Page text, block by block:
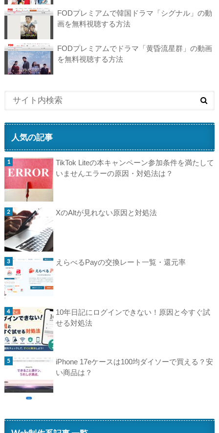
FODプレミアムで韓国ドラマ「シグナル」の動
画を無料視聴する方法
FODプレミアムでドラマ「黄昏流星群」の動画
を無料視聴する方法
人気の記事
TikTok Liteの本キャンペーン参加条件を満たして
いませんエラーの原因・対処法は？
XのAltが見れない原因と対処法
えらべるPayの交換レート一覧・還元率
10年日記にログインできない！原因と今すぐ試
せる対処法
iPhone 17eケースは100均ダイソーで買える？安
い商品は？